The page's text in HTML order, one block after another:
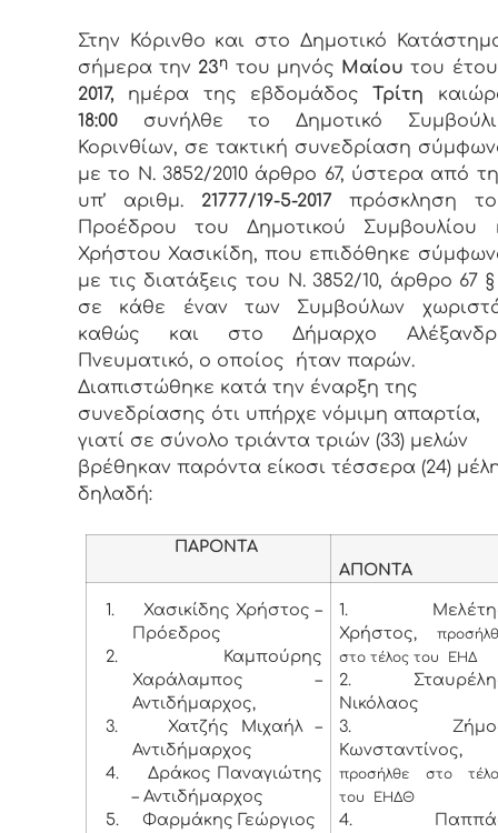
Στην Κόρινθο και στο Δημοτικό
σήμερα την 23η του μηνός Μαίου του
2017, ημέρα της εβδομάδοςΤρίτη
18:00 συνήλθε το Δημοτικό
Κορινθίων, σε τακτική συνεδρίαση
με το Ν. 3852/2010 άρθρο 67, ύστερα από
υπ’ αριθμ. 21777/19-5-2017πρόσκληση
Προέδρου του Δημοτικού Συμβουλίου
Χρήστου Χασικίδη, που επιδόθηκε
με τις διατάξεις του Ν. 3852/10, άρθρο 67 §
σε κάθε έναν των Συμβούλων
καθώς και στο Δήμαρχο
Πνευματικό, ο οποίος ήταν παρών.
Διαπιστώθηκε κατά την έναρξη της
συνεδρίασης ότι υπήρχε νόμιμη απαρτία,
γιατί σε σύνολο τριάντα τριών (33) μελών
βρέθηκαν παρόντα είκοσι τέσσερα (24)
δηλαδή:
ΠΑΡΟΝΤΑ
ΑΠΟΝΤΑ
1.
Χασικίδης Χρήστος –
Πρόεδρος
2. Καμπούρης
Χαράλαμπος –
Αντιδήμαρχος,
3. Χατζής Μιχαήλ –
Αντιδήμαρχος
4.
Δράκος Παναγιώτης
– Αντιδήμαρχος
5.
Φαρμάκης Γεώργιος
1.
Χρήστος,
στο τέλος του ΕΗΔ
2.
Νικόλαος
3.
Κωνσταντίνος,
προσήλθε στο
του ΕΗΔΘ
4.